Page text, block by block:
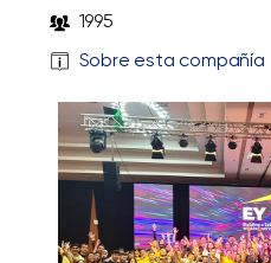
1995
Sobre esta compañía